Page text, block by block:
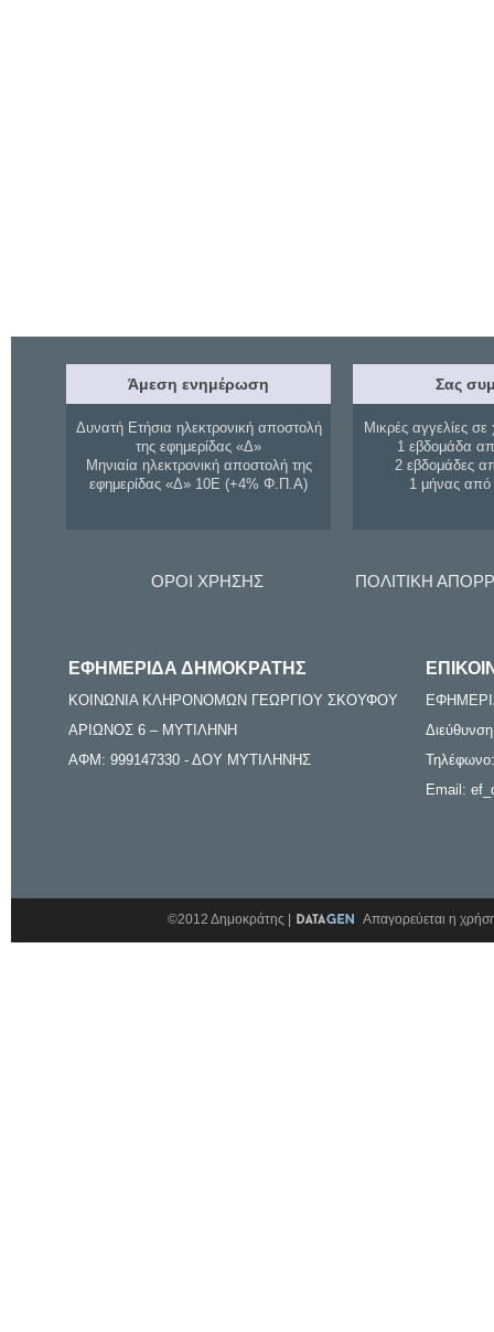
Άμεση ενημέρωση
Δυνατή Ετήσια ηλεκτρονική αποστολή
της εφημερίδας «Δ»
Μηνιαία ηλεκτρονική αποστολή της
εφημερίδας «Δ» 10Ε (+4% Φ.Π.Α)
Σας
Μικρές αγγελίες σε
1 εβδομάδα
2 εβδομάδες
1 μήνας
ΟΡΟΙ ΧΡΗΣΗΣ ΠΟΛΙΤΙΚΗ
ΕΦΗΜΕΡΙΔΑ ΔΗΜΟΚΡΑΤΗΣ
ΚΟΙΝΩΝΙΑ ΚΛΗΡΟΝΟΜΩΝ ΓΕΩΡΓΙΟΥ ΣΚΟΥΦΟΥ
ΑΡΙΩΝΟΣ 6 – ΜΥΤΙΛΗΝΗ
ΑΦΜ: 999147330 - ΔΟΥ ΜΥΤΙΛΗΝΗΣ
Email:
©2012 Δημοκράτης | Απαγορεύεται η